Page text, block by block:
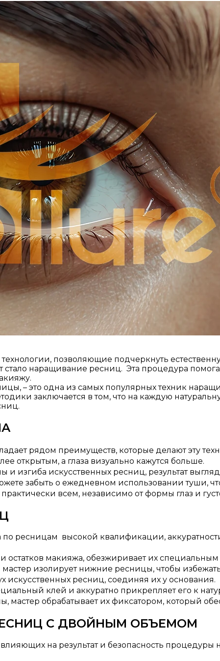
позволяющие подчеркнуть
наращивание ресниц.​ Эта процедура
– это одна из самых популярных техник
заключается в том, что на каждую
рядом преимуществ, которые делают эту
открытым, а глаза визуально кажутся больше.
изгиба искусственных ресниц, результат
забыть о ежедневном использовании туши,
всем, независимо от формы глаз и
ресницам высокой квалификации,
остатков макияжа, обезжиривает их специальным
изолирует нижние ресницы, чтобы
искусственных ресниц, соединяя их у основания.​
клей и аккуратно прикрепляет его к
мастер обрабатывает их фиксатором, который
С ДВОЙНЫМ ОБЪЕМОМ
на результат и безопасность